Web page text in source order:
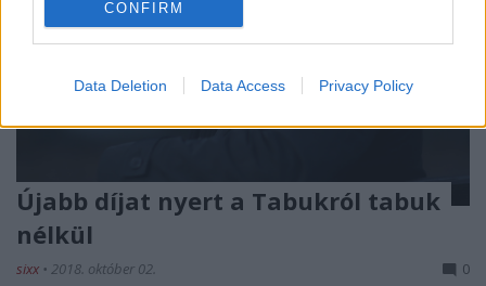
CONFIRM
Data Deletion Data Access Privacy Policy
Újabb díjat nyert a Tabukról tabuk
nélkül
sixx • 2018. október 02. 0